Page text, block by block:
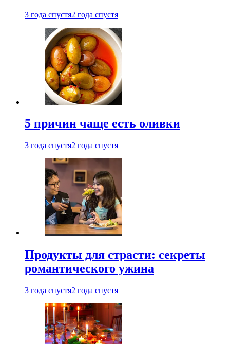
3 года спустя2 года спустя
5 причин чаще есть оливки
3 года спустя2 года спустя
Продукты для страсти: секреты
романтического ужина
3 года спустя2 года спустя